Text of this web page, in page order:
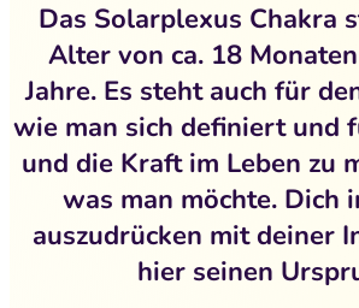
Das Solarplexus Chakra
Alter von ca. 18
Jahre. Es steht auch für
wie man sich definiert und
und die Kraft im Leben zu
was man möchte. Dich
auszudrücken mit deiner
hier seinen